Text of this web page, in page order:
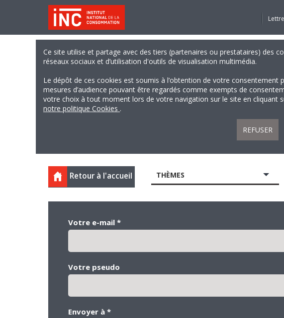
Ce site utilise et partage avec des tiers (partenaires ou prestataires) des
réseaux sociaux et d’utilisation d'outils de visualisation multimédia.
Le dépôt de ces cookies est soumis à l’obtention de votre
mesures d’audience pouvant être regardés comme exempts de
votre choix à tout moment lors de votre navigation sur le site en cliquant
notre politique Cookies .
REFUSER
Retour à l'accueil THÈMES
Votre e-mail *
Votre pseudo
Envoyer à *